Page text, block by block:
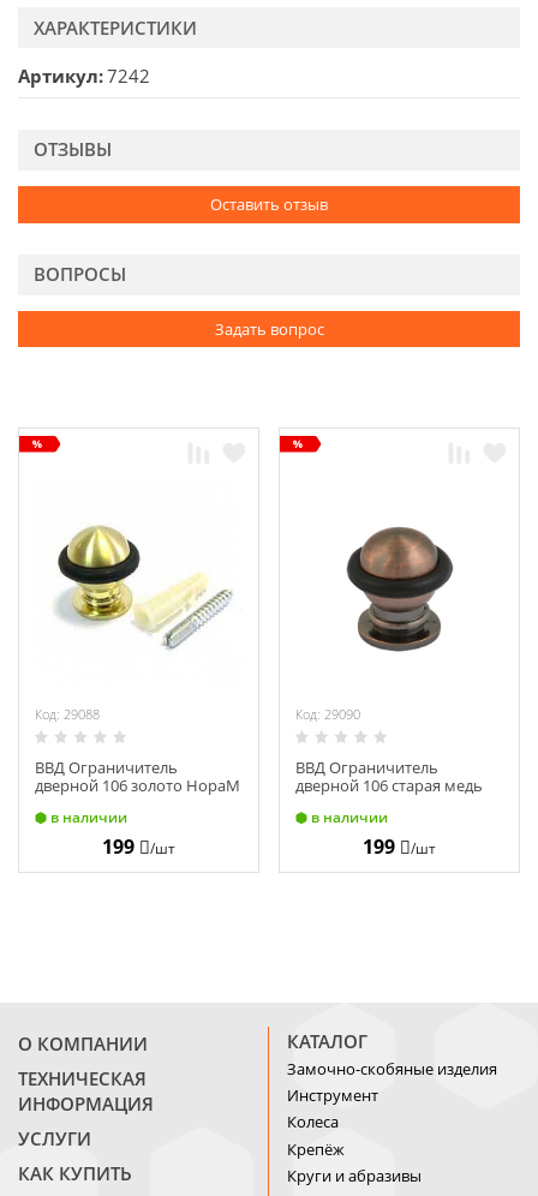
ХАРАКТЕРИСТИКИ
Артикул 7242
ОТЗЫВЫ
Оставить отзыв
ВОПРОСЫ
Задать вопрос
Код: 29088
ВВД Ограничитель
дверной 106 золото НораМ
в наличии
199 /шт
Код: 29090
ВВД Ограничитель
дверной 106 старая медь
в наличии
199 /шт
О КОМПАНИИ
ТЕХНИЧЕСКАЯ
ИНФОРМАЦИЯ
УСЛУГИ
КАК КУПИТЬ
КАТАЛОГ
Замочно-скобяные изделия
Инструмент
Колеса
Крепёж
Круги и абразивы